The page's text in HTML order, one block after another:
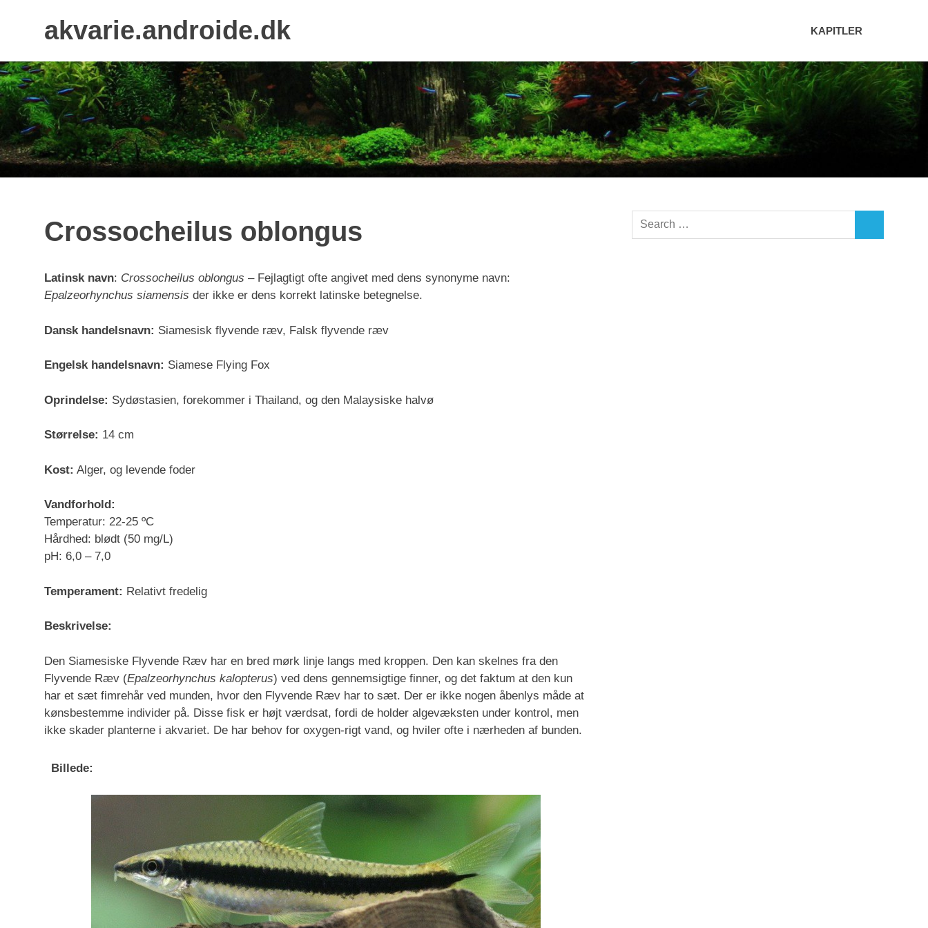
akvarie.androide.dk KAPITLER
Crossocheilus oblongus
Latinsk navn: Crossocheilus oblongus – Fejlagtigt ofte angivet med dens synonyme navn:
Epalzeorhynchus siamensis der ikke er dens korrekt latinske betegnelse.
Dansk handelsnavn: Siamesisk flyvende ræv, Falsk flyvende ræv
Engelsk handelsnavn: Siamese Flying Fox
Oprindelse: Sydøstasien, forekommer i Thailand, og den Malaysiske halvø
Størrelse: 14 cm
Kost: Alger, og levende foder
Vandforhold:
Temperatur: 22-25 ºC
Hårdhed: blødt (50 mg/L)
pH: 6,0 – 7,0
Temperament: Relativt fredelig
Beskrivelse:
Den Siamesiske Flyvende Ræv har en bred mørk linje langs med kroppen. Den kan skelnes fra den
Flyvende Ræv (Epalzeorhynchus kalopterus) ved dens gennemsigtige finner, og det faktum at den kun
har et sæt fimrehår ved munden, hvor den Flyvende Ræv har to sæt. Der er ikke nogen åbenlys måde at
kønsbestemme individer på. Disse fisk er højt værdsat, fordi de holder algevæksten under kontrol, men
ikke skader planterne i akvariet. De har behov for oxygen-rigt vand, og hviler ofte i nærheden af bunden.
Billede:
Search